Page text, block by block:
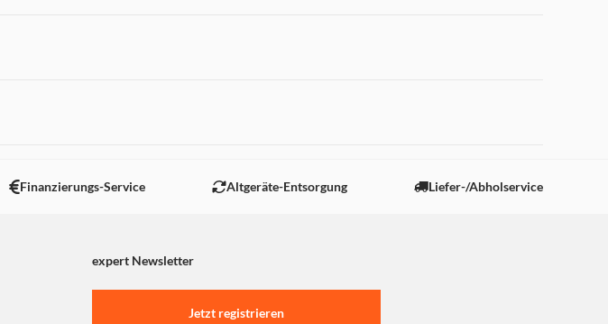
Finanzierungs-Service Altgeräte-Entsorgung Liefer-/Abholservice
expert Newsletter
Jetzt registrieren